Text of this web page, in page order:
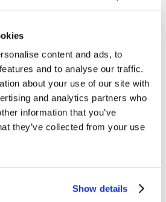
content and ads, to
and to analyse our traffic.
about your use of our site with
and analytics partners who
information that you’ve
they’ve collected from your use
Show details
Ellie ha tanti
vita molto attiva, oltre ad
da buoni amici ed
relazione con sua
a un certo punto,
trasferimento in una
una sfida per
ma dalla quale la
suo carattere forte e